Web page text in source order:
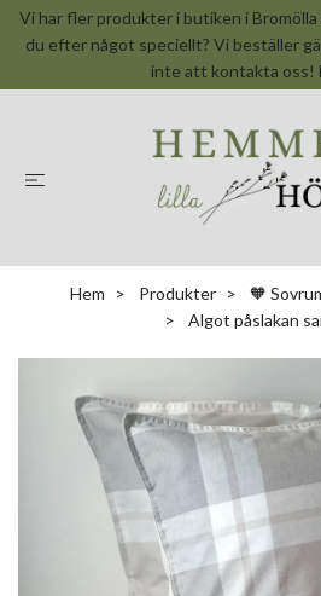
Vi har fler produkter i butiken i Bromölla
du efter något speciellt? Vi beställer
inte att kontakta oss!
Hem Produkter 🧡
Algot påslakan